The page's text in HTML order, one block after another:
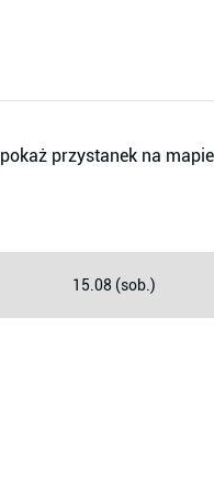
pokaż przystanek na mapie
15.08 (sob.)